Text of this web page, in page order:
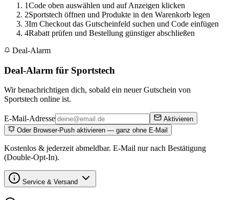
1Code oben auswählen und auf Anzeigen klicken
2Sportstech öffnen und Produkte in den Warenkorb legen
3Im Checkout das Gutscheinfeld suchen und Code einfügen
4Rabatt prüfen und Bestellung günstiger abschließen
Deal-Alarm
Deal-Alarm für Sportstech
Wir benachrichtigen dich, sobald ein neuer Gutschein von
Sportstech online ist.
E-Mail-Adresse
Aktivieren
Oder Browser-Push aktivieren — ganz ohne E-Mail
Kostenlos & jederzeit abmeldbar. E-Mail nur nach Bestätigung
(Double-Opt-In).
Service & Versand